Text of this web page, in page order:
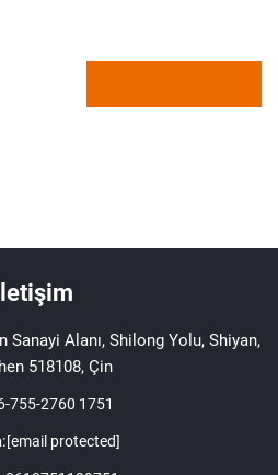
Sanayi Alanı, Shilong Yolu, Shiyan,
518108, Çin
755-2760 1751
[email protected]